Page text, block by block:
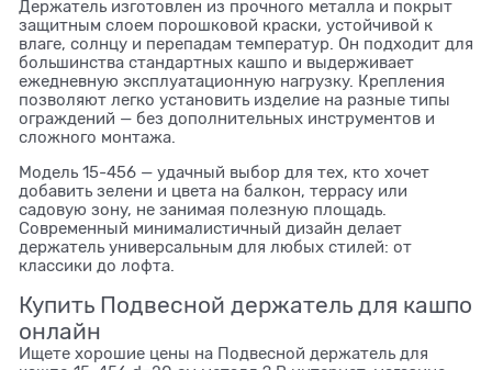
Держатель изготовлен из прочного металла и покрыт
защитным слоем порошковой краски, устойчивой к
влаге, солнцу и перепадам температур. Он подходит для
большинства стандартных кашпо и выдерживает
ежедневную эксплуатационную нагрузку. Крепления
позволяют легко установить изделие на разные типы
ограждений — без дополнительных инструментов и
сложного монтажа.
Модель 15-456 — удачный выбор для тех, кто хочет
добавить зелени и цвета на балкон, террасу или
садовую зону, не занимая полезную площадь.
Современный минималистичный дизайн делает
держатель универсальным для любых стилей: от
классики до лофта.
Купить Подвесной держатель для кашпо
онлайн
Ищете хорошие цены на Подвесной держатель для